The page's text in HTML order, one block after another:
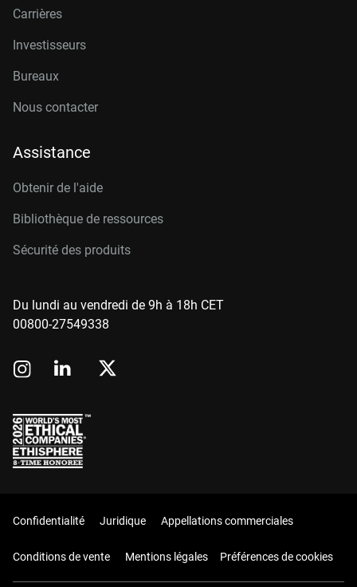
Carrières
Investisseurs
Bureaux
Nous contacter
Assistance
Obtenir de l'aide
Bibliothèque de ressources
Sécurité des produits
Du lundi au vendredi de 9h à 18h CET
00800-27549338
Confidentialité Juridique Appellations commerciales
Conditions de vente Mentions légales Préférences de cookies